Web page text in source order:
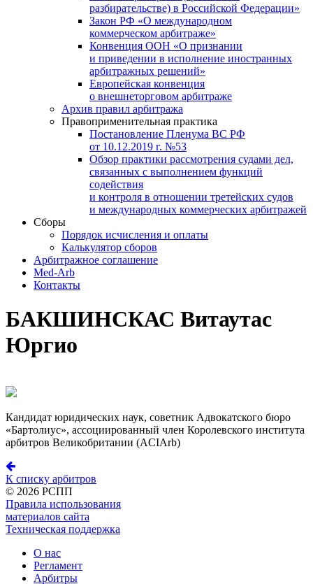
разбирательстве) в Российской Федерации»
Закон РФ «О международном
коммерческом арбитраже»
Конвенция ООН «О признании
и приведении в исполнение иностранных
арбитражных решений»
Европейская конвенция
о внешнеторговом арбитраже
Архив правил арбитража
Правоприменительная практика
Постановление Пленума ВС РФ
от 10.12.2019 г. №53
Обзор практики рассмотрения судами дел,
связанных с выполнением функций
содействия
и контроля в отношении третейских судов
и международных коммерческих арбитражей
Сборы
Порядок исчисления и оплаты
Калькулятор сборов
Арбитражное соглашение
Med-Arb
Контакты
БАКШИНСКАС Витаутас
Юргио
Кандидат юридических наук, советник Адвокатского бюро
«Бартолиус», ассоциированный член Королевского института
арбитров Великобритании (ACIArb)
К списку арбитров
© 2026 РСПП
Правила использования
материалов сайта
Техническая поддержка
О нас
Регламент
Арбитры